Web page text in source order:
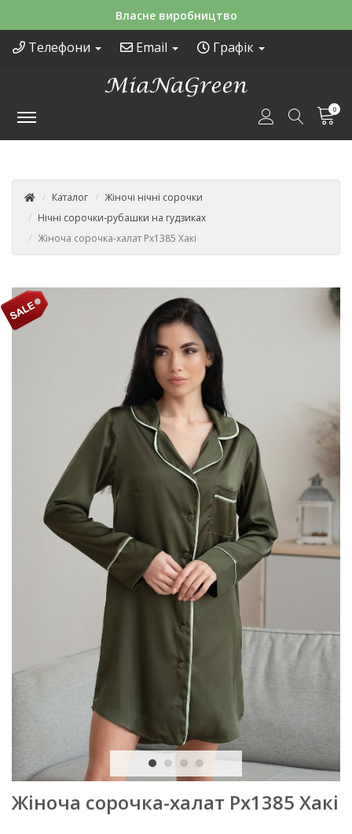
Зручні способи оплати
Телефони Email Графік
0
Каталог
Жіночі нічні сорочки
Нічні сорочки-рубашки на гудзиках
Жіноча сорочка-халат Рх1385 Хакі
Жіноча сорочка-халат Рх1385 Хакі